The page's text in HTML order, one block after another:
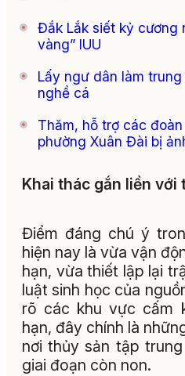
Đắk Lắk siết kỷ cương
vàng” IUU
Lấy ngư dân làm
nghề cá
Thăm, hỗ trợ các
phường Xuân Đài bị
Khai thác gắn liền với
Điểm đáng chú ý
hiện nay là vừa vận
hạn, vừa thiết lập lại
luật sinh học của
rõ các khu vực cấm
hạn, đây chính là
nơi thủy sản tập
giai đoạn còn non.